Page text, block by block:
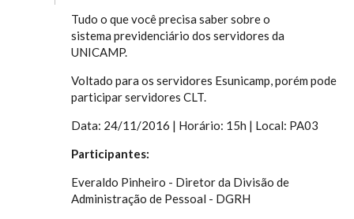
Tudo o que você precisa saber sobre o
sistema previdenciário dos servidores da
UNICAMP.
Voltado para os servidores Esunicamp, porém pode
participar servidores CLT.
Data: 24/11/2016 | Horário: 15h | Local: PA03
Participantes:
Everaldo Pinheiro - Diretor da Divisão de
Administração de Pessoal - DGRH